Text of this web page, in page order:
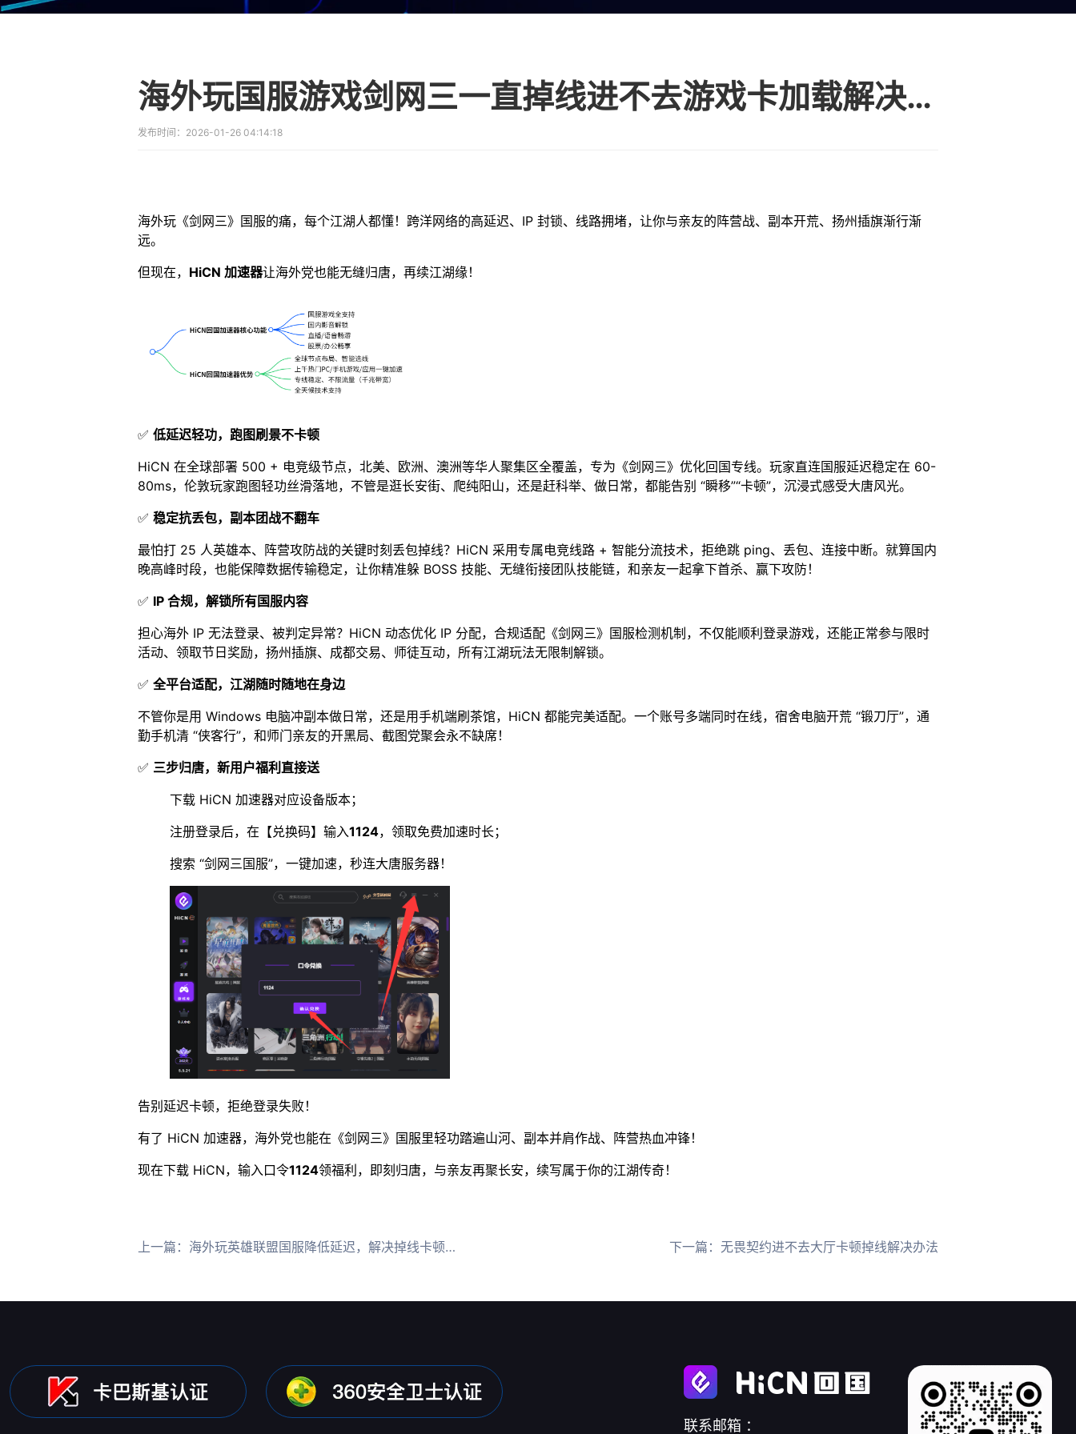
海外玩国服游戏剑网三一直掉线进不去游戏卡加载解决办法
发布时间： 2026-01-26 04:14:18
海外玩《剑网三》国服的痛，每个江湖人都懂！跨洋网络的高延迟、IP 封锁、线路拥堵，让你与亲友的阵营战、副本开荒、扬州插旗渐行渐
远。
但现在， HiCN 加速器让海外党也能无缝归唐，再续江湖缘！
✅ 低延迟轻功，跑图刷景不卡顿
HiCN 在全球部署 500 + 电竞级节点，北美、欧洲、澳洲等华人聚集区全覆盖，专为《剑网三》优化回国专线。玩家直连国服延迟稳定在 60-
80ms，伦敦玩家跑图轻功丝滑落地，不管是逛长安街、爬纯阳山，还是赶科举、做日常，都能告别 “瞬移”“卡顿”，沉浸式感受大唐风光。
✅ 稳定抗丢包，副本团战不翻车
最怕打 25 人英雄本、阵营攻防战的关键时刻丢包掉线？HiCN 采用专属电竞线路 + 智能分流技术，拒绝跳 ping、丢包、连接中断。就算国内
晚高峰时段，也能保障数据传输稳定，让你精准躲 BOSS 技能、无缝衔接团队技能链，和亲友一起拿下首杀、赢下攻防！
✅ IP 合规，解锁所有国服内容
担心海外 IP 无法登录、被判定异常？HiCN 动态优化 IP 分配，合规适配《剑网三》国服检测机制，不仅能顺利登录游戏，还能正常参与限时
活动、领取节日奖励，扬州插旗、成都交易、师徒互动，所有江湖玩法无限制解锁。
✅ 全平台适配，江湖随时随地在身边
不管你是用 Windows 电脑冲副本做日常，还是用手机端刷茶馆，HiCN 都能完美适配。一个账号多端同时在线，宿舍电脑开荒 “锻刀厅”，通
勤手机清 “侠客行”，和师门亲友的开黑局、截图党聚会永不缺席！
✅ 三步归唐，新用户福利直接送
下载 HiCN 加速器对应设备版本；
注册登录后，在【兑换码】输入1124，领取免费加速时长；
搜索 “剑网三国服”，一键加速，秒连大唐服务器！
告别延迟卡顿，拒绝登录失败！
有了 HiCN 加速器，海外党也能在《剑网三》国服里轻功踏遍山河、副本并肩作战、阵营热血冲锋！
现在下载 HiCN，输入口令1124领福利，即刻归唐，与亲友再聚长安，续写属于你的江湖传奇！
上一篇： 海外玩英雄联盟国服降低延迟，解决掉线卡顿问题 下一篇： 无畏契约进不去大厅卡顿掉线解决办法
联系邮箱 ：